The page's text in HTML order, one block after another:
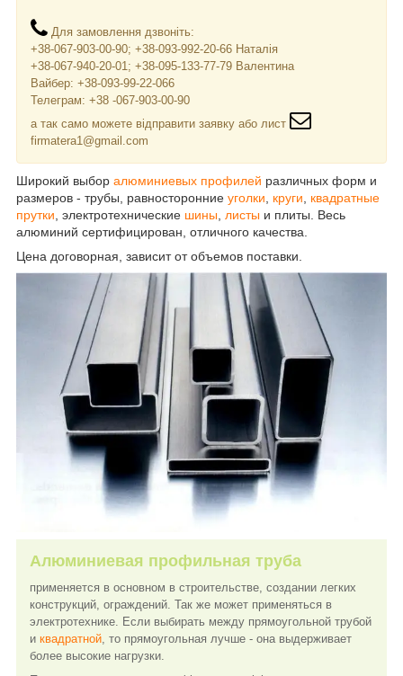
Для замовлення дзвоніть:
+38-067-903-00-90; +38-093-992-20-66 Наталія
+38-067-940-20-01; +38-095-133-77-79 Валентина
Вайбер: +38-093-99-22-066
Телеграм: +38 -067-903-00-90
а так само можете відправити заявку або лист
firmatera1@gmail.com
Широкий выбор алюминиевых профилей различных форм и
размеров - трубы, равносторонние уголки круги квадратные
прутки , электротехнические шины листы и плиты. Весь
алюминий сертифицирован, отличного качества.
Цена договорная, зависит от объемов поставки.
Алюминиевая профильная труба
применяется в основном в строительстве, создании легких
конструкций, ограждений. Так же может применяться в
электротехнике. Если выбирать между прямоугольной трубой
и квадратной, то прямоугольная лучше - она выдерживает
более высокие нагрузки.